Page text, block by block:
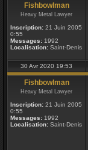
Fishbowlman
Heavy Metal Lawyer
Inscription: 21 Juin 2005
0:55
Messages: 1992
Localisation: Saint-Denis
30 Avr 2020 19:53
Fishbowlman
Heavy Metal Lawyer
Inscription: 21 Juin 2005
0:55
Messages: 1992
Localisation: Saint-Denis